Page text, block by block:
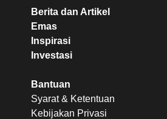
Berita dan Artikel
Emas
Inspirasi
Investasi
Bantuan
Syarat & Ketentuan
Kebijakan Privasi